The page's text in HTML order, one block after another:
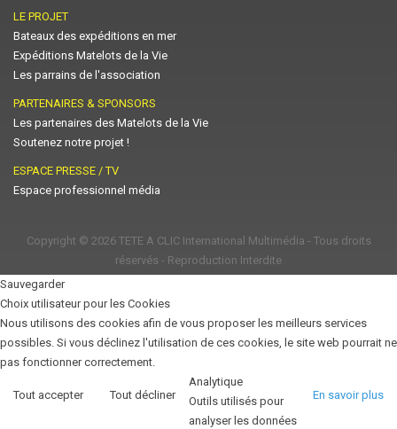
LE PROJET
Bateaux des expéditions en mer
Expéditions Matelots de la Vie
Les parrains de l'association
PARTENAIRES & SPONSORS
Les partenaires des Matelots de la Vie
Soutenez notre projet !
ESPACE PRESSE / TV
Espace professionnel média
Copyright © 2026 TETE A CLIC International Multimédia - Tous droits
réservés - Reproduction Interdite
Sauvegarder
Choix utilisateur pour les Cookies
Nous utilisons des cookies afin de vous proposer les meilleurs services
possibles. Si vous déclinez l'utilisation de ces cookies, le site web pourrait ne
pas fonctionner correctement.
Tout accepter Tout décliner En savoir plus
Analytique
Outils utilisés pour
analyser les données